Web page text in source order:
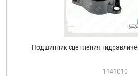
Подшипник сцепления
1141010